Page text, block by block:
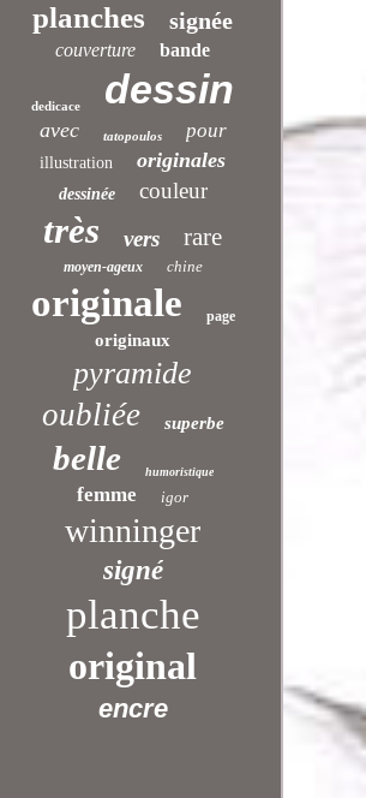
planches signée
couverture bande
dedicace dessin
avec tatopoulos pour
illustration originales
dessinée couleur
très vers rare
moyen-ageux chine
originale page
originaux
pyramide
oubliée superbe
belle humoristique
femme igor
winninger
signé
planche
original
encre